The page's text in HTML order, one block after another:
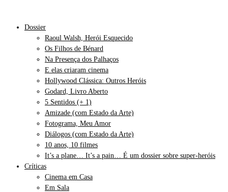
Dossier
Raoul Walsh, Herói Esquecido
Os Filhos de Bénard
Na Presença dos Palhaços
E elas criaram cinema
Hollywood Clássica: Outros Heróis
Godard, Livro Aberto
5 Sentidos (+ 1)
Amizade (com Estado da Arte)
Fotograma, Meu Amor
Diálogos (com Estado da Arte)
10 anos, 10 filmes
It’s a plane… It’s a pain… É um dossier sobre super-heróis
Críticas
Cinema em Casa
Em Sala